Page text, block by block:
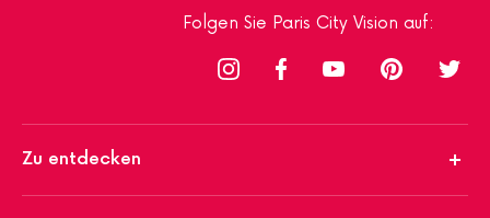
Folgen Sie Paris City Vision auf:
Zu entdecken